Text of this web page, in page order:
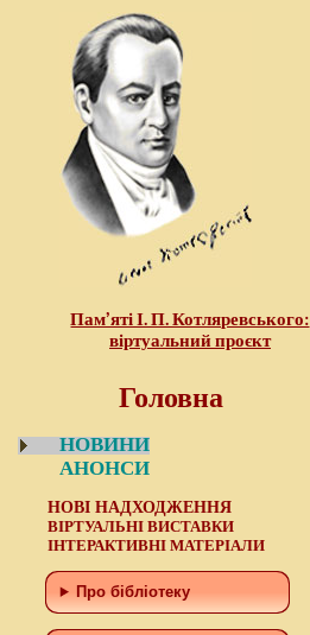
Пам’яті І. П. Котляревського:
віртуальний проєкт
Головна
НОВИНИ
АНОНСИ
НОВІ НАДХОДЖЕННЯ
ВІРТУАЛЬНІ ВИСТАВКИ
ІНТЕРАКТИВНІ МАТЕРІАЛИ
Про бібліотеку